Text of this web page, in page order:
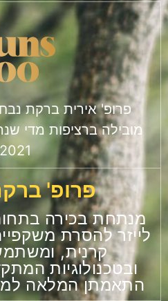
פרופ' אירית ברקת
מובילה ברציפות מדי
2021.
פרופ'
מנתחת בכירה
לייזר להסרת
קרנית,
ובטכנולוגיות
התאמתן המלאה